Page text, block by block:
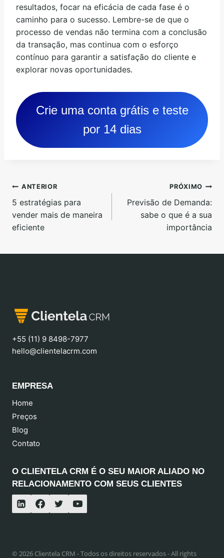
resultados, focar na eficácia de cada fase é o
caminho para o sucesso. Lembre-se de que o
processo de vendas não termina com a conclusão
da transação, mas continua com o esforço
contínuo para garantir a satisfação do cliente e
explorar novas oportunidades.
Crie uma conta grátis e teste
por 14 dias
ANTERIOR
5 estratégias para
vender mais de maneira
eficiente
PRÓXIMO
Previsão de Demanda:
sabe o que é a sua
importância
+55 (11) 9 8498-7977
hello@clientelacrm.com
EMPRESA
Home
Preços
Blog
Contato
O CLIENTELA CRM É O SEU MAIOR ALIADO NO
RELACIONAMENTO COM SEUS CLIENTES
© 2026 Clientela CRM - Todos os direitos reservados - All rights